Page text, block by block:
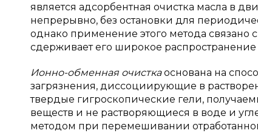
является адсорбентная очистка масла в
непрерывно, без остановки для
однако применение этого метода связано
сдерживает его широкое распространение
Ионно-обменная очисткаоснована на
загрязнения, диссоциирующие в
твердые гигроскопические гели,
веществ и не растворяющиеся в воде и
методом при перемешивании